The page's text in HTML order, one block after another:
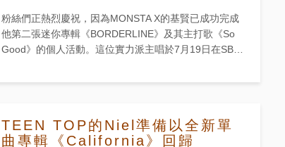
粉絲們正熱烈慶祝，因為MONSTA X的基賢已成功完成
他第二張迷你專輯《BORDERLINE》及其主打歌《So
Good》的個人活動。這位實力派主唱於7月19日在SBS
美...
TEEN TOP的Niel準備以全新單
曲專輯《California》回歸